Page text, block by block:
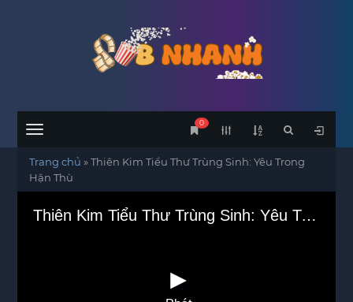
Menu
0
Trang chủ »Thiên Kim Tiểu Thư Trùng Sinh: Yêu Trong
Hận Thù
Thiên Kim Tiểu Thư Trùng Sinh: Yêu Trong Hận Thù